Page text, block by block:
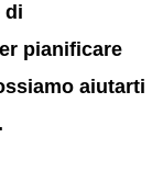
di
pianificare
aiutarti